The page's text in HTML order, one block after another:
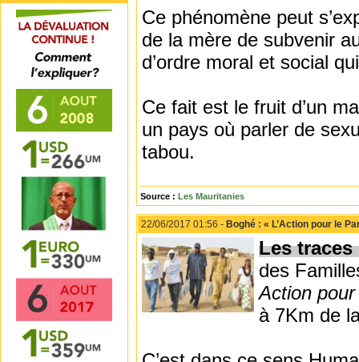
Mauritanie : les résultats du
baccalauréat 2026...
Mauritanie : Les 10 premiers au
BEPC 2026
Un syndicat de l’enseignement
rejette la...
Ce phénomène peut
de la mère de subvenir
d’ordre moral et social
Ce fait est le fruit d’un
un pays où parler de
tabou.
Source : Les Mauritanies
22/06/2017 01:56 - Boghé : « L’Action pour le
Les
des
Action
à 7Km de